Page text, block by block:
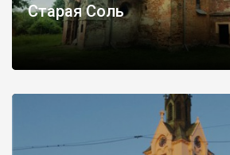
Старая Соль